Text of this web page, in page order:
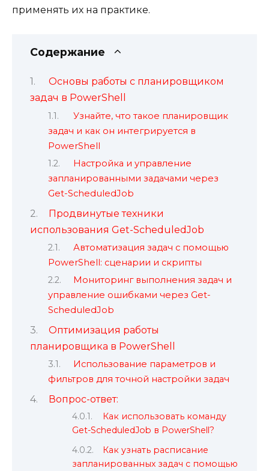
применять их на практике.
Содержание
Основы работы с планировщиком
задач в PowerShell
Узнайте, что такое планировщик
задач и как он интегрируется в
PowerShell
Настройка и управление
запланированными задачами через
Get-ScheduledJob
Продвинутые техники
использования Get-ScheduledJob
Автоматизация задач с помощью
PowerShell: сценарии и скрипты
Мониторинг выполнения задач и
управление ошибками через Get-
ScheduledJob
Оптимизация работы
планировщика в PowerShell
Использование параметров и
фильтров для точной настройки задач
Вопрос-ответ:
Как использовать команду
Get-ScheduledJob в PowerShell?
Как узнать расписание
запланированных задач с помощью